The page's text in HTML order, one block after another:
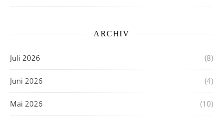
ARCHIV
Juli 2026 (8)
Juni 2026 (4)
Mai 2026 (10)